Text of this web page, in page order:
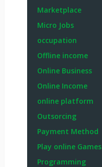
Marketplace
Micro Jobs
occupation
Offline income
Online Business
Online Income
online platform
Outsorcing
Payment Method
Play online Games
Programming